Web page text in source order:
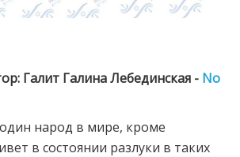
Галит Галина Лебединская - No
народ в мире, кроме
в состоянии разлуки в таких